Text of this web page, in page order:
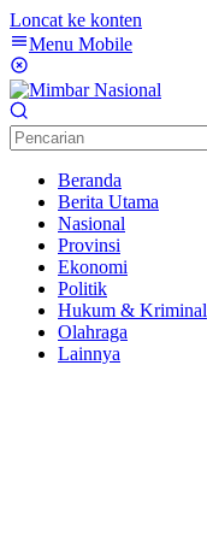
Loncat ke konten
Menu Mobile
Beranda
Berita Utama
Nasional
Provinsi
Ekonomi
Politik
Hukum & Kriminal
Olahraga
Lainnya